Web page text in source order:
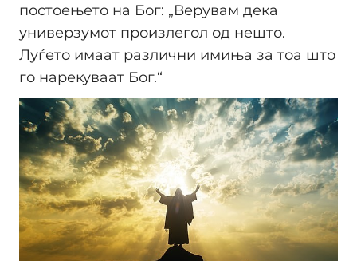
постоењето на Бог: „Верувам дека
универзумот произлегол од нешто.
Луѓето имаат различни имиња за тоа што
го нарекуваат Бог.“